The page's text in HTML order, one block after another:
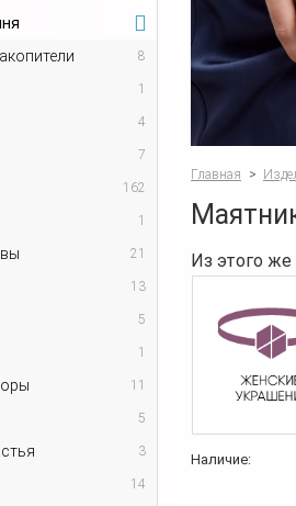
8
1
4
7
162
1
21
13
5
1
11
5
3
14
Главная >
Из этого
Наличие: